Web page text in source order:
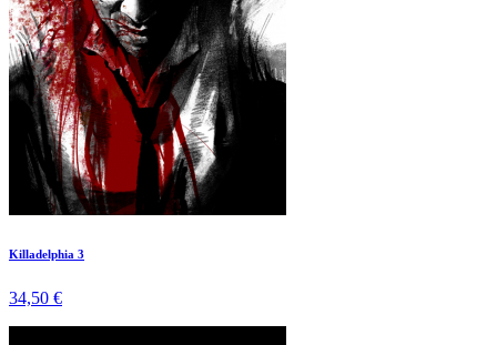
Killadelphia 3
34,50 €